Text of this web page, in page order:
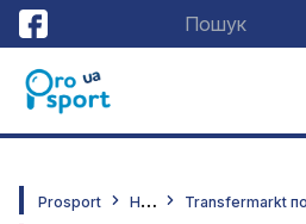
Prosport Н
овини